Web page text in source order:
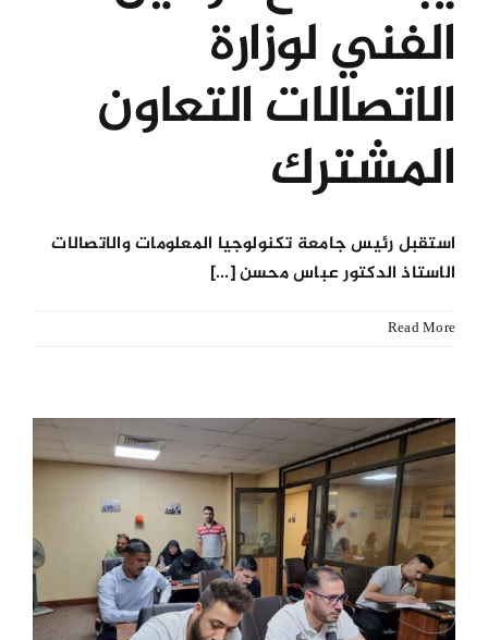
الفني لوزارة
الاتصالات التعاون
المشترك
استقبل رئيس جامعة تكنولوجيا المعلومات والاتصالات
الاستاذ الدكتور عباس محسن [...]
Read More